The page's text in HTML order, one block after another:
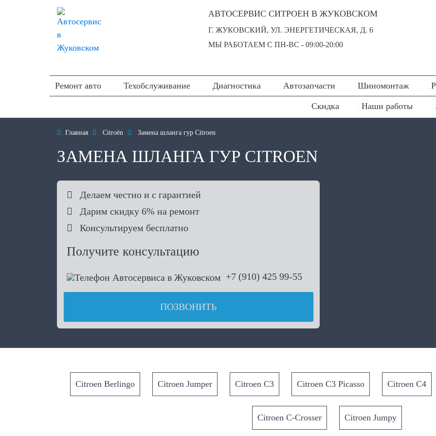
АВТОСЕРВИС СИТРОЕН В ЖУКОВСКОМ
Г. ЖУКОВСКИЙ, УЛ. ЭНЕРГЕТИЧЕСКАЯ, Д. 6
МЫ РАБОТАЕМ С ПН-ВC - 09:00-20:00
Ремонт авто Техобслуживание Диагностика Автозапчасти Шиномонтаж
Скидка Наши работы
 Главная  Citroën  Замена шланга гур Citroen
ЗАМЕНА ШЛАНГА ГУР CITROEN
 Делаем честно и с гарантией
 Дарим скидку 6% на ремонт
 Консультируем бесплатно
Получите консультацию
+7 (910) 425 99-55
ПОЗВОНИТЬ
Citroen Berlingo Citroen Jumper Citroen C3 Citroen C3 Picasso Citroen C4
Citroen C-Crosser Citroen Jumpy